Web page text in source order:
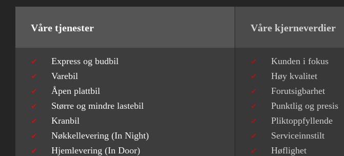
Våre tjenester
Express og budbil
Varebil
Åpen plattbil
Større og mindre lastebil
Kranbil
Nøkkellevering (In Night)
Hjemlevering (In Door)
Våre kjerneverdier
Kunden i fokus
Høy kvalitet
Forutsigbarhet
Punktlig og presis
Pliktoppfyllende
Serviceinnstilt
Høflighet